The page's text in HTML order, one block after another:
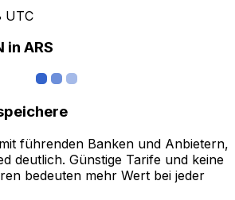
UTC
in ARS
führenden Banken und Anbietern,
deutlich. Günstige Tarife und keine
bedeuten mehr Wert bei jeder